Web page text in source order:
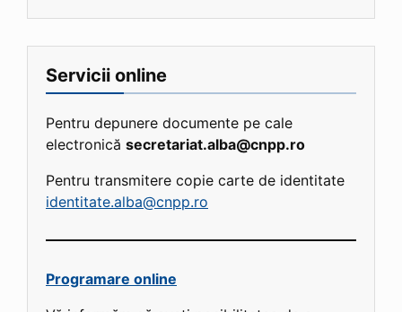
Servicii online
Pentru depunere documente pe cale
electronică secretariat.alba@cnpp.ro
Pentru transmitere copie carte de identitate
identitate.alba@cnpp.ro
Programare online